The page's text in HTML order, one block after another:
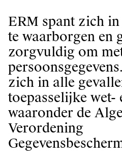
ERM spant zich
te waarborgen en
zorgvuldig om
zich in alle
toepasselijke wet-
waaronder de
Verordening